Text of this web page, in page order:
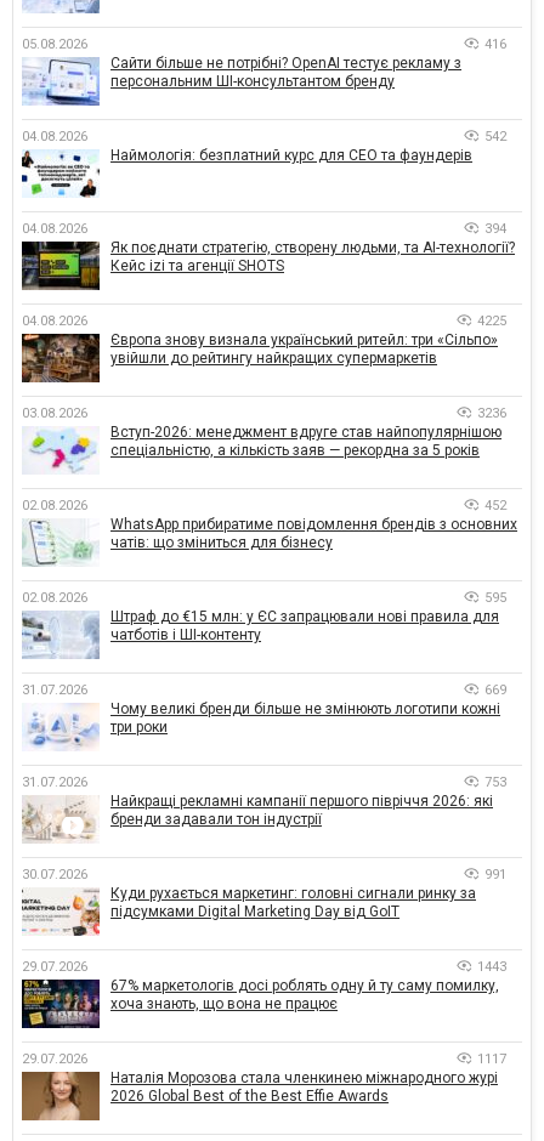
05.08.2026 416
Сайти більше не потрібні? OpenAI тестує рекламу з
персональним ШІ-консультантом бренду
04.08.2026 542
Наймологія: безплатний курс для CEO та фаундерів
04.08.2026 394
Як поєднати стратегію, створену людьми, та AI-технології?
Кейс izi та агенції SHOTS
04.08.2026 4225
Європа знову визнала український ритейл: три «Сільпо»
увійшли до рейтингу найкращих супермаркетів
03.08.2026 3236
Вступ-2026: менеджмент вдруге став найпопулярнішою
спеціальністю, а кількість заяв — рекордна за 5 років
02.08.2026 452
WhatsApp прибиратиме повідомлення брендів з основних
чатів: що зміниться для бізнесу
02.08.2026 595
Штраф до €15 млн: у ЄС запрацювали нові правила для
чатботів і ШІ-контенту
31.07.2026 669
Чому великі бренди більше не змінюють логотипи кожні
три роки
31.07.2026 753
Найкращі рекламні кампанії першого півріччя 2026: які
бренди задавали тон індустрії
30.07.2026 991
Куди рухається маркетинг: головні сигнали ринку за
підсумками Digital Marketing Day від GoIT
29.07.2026 1443
67% маркетологів досі роблять одну й ту саму помилку,
хоча знають, що вона не працює
29.07.2026 1117
Наталія Морозова стала членкинею міжнародного журі
2026 Global Best of the Best Effie Awards